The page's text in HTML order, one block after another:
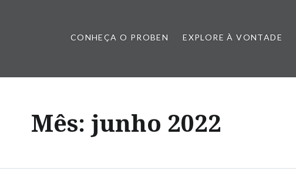
CONHEÇA O PROBEN EXPLORE À VONTADE
Mês: junho 2022